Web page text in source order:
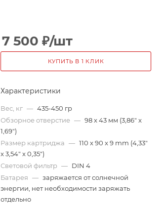
7 500 ₽/шт
КУПИТЬ В 1 КЛИК
Характеристики
Вес, кг — 435-450 гр
Обзорное отверстие — 98 x 43 мм (3,86" x
1,69")
Размер картриджа — 110 x 90 x 9 mm (4,33"
x 3,54" x 0,35")
Световой фильтр — DIN 4
Батарея — заряжается от солнечной
энергии, нет необходимости заряжать
отдельно